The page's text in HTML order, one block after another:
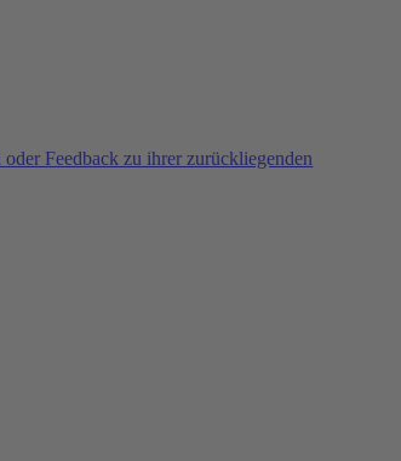
Feedback zu ihrer zurückliegenden